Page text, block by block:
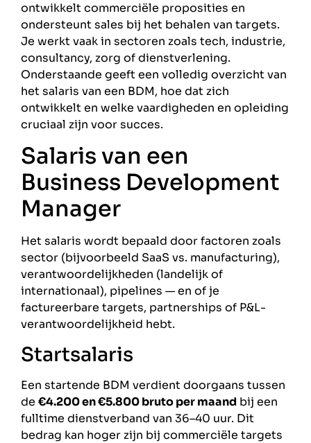
ontwikkelt commerciële proposities en
ondersteunt sales bij het behalen van targets.
Je werkt vaak in sectoren zoals tech, industrie,
consultancy, zorg of dienstverlening.
Onderstaande geeft een volledig overzicht van
het salaris van een BDM, hoe dat zich
ontwikkelt en welke vaardigheden en opleiding
cruciaal zijn voor succes.
Salaris van een
Business Development
Manager
Het salaris wordt bepaald door factoren zoals
sector (bijvoorbeeld SaaS vs. manufacturing),
verantwoordelijkheden (landelijk of
internationaal), pipelines — en of je
factureerbare targets, partnerships of P&L-
verantwoordelijkheid hebt.
Startsalaris
Een startende BDM verdient doorgaans tussen
de €4.200 en €5.800 bruto per maand bij een
fulltime dienstverband van 36–40 uur. Dit
bedrag kan hoger zijn bij commerciële targets